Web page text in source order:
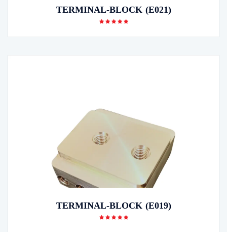
TERMINAL-BLOCK (E021)
TERMINAL-BLOCK (E019)